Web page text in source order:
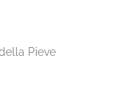
Pieve